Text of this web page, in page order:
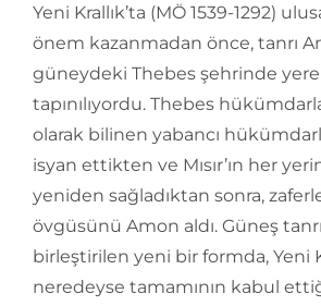
Yeni Krallık’ta (MÖ 1539-1292)
önem kazanmadan önce, tanrı
güneydeki Thebes şehrinde
tapınılıyordu. Thebes
olarak bilinen yabancı
isyan ettikten ve Mısır’ın her
yeniden sağladıktan sonra,
övgüsünü Amon aldı. Güneş
birleştirilen yeni bir formda, Yeni
neredeyse tamamının kabul